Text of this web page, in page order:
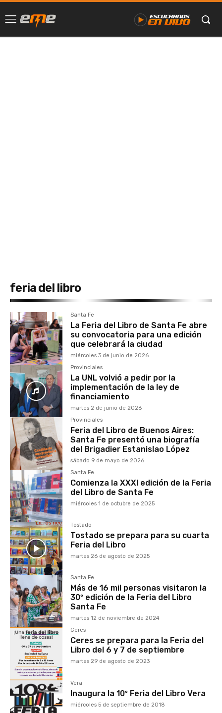
feria del libro
Santa Fe
La Feria del Libro de Santa Fe abre
su convocatoria para una edición
que celebrará la ciudad
miércoles 3 de junio de 2026
Provinciales
La UNL volvió a pedir por la
implementación de la ley de
financiamiento
martes 2 de junio de 2026
Provinciales
Feria del Libro de Buenos Aires:
Santa Fe presentó una biografía
del Brigadier Estanislao López
sábado 9 de mayo de 2026
Santa Fe
Comienza la XXXI edición de la Feria
del Libro de Santa Fe
miércoles 1 de octubre de 2025
Tostado
Tostado se prepara para su cuarta
Feria del Libro
martes 26 de agosto de 2025
Santa Fe
Más de 16 mil personas visitaron la
30º edición de la Feria del Libro
Santa Fe
martes 12 de noviembre de 2024
Ceres
Ceres se prepara para la Feria del
Libro del 6 y 7 de septiembre
martes 29 de agosto de 2023
Vera
Inaugura la 10º Feria del Libro Vera
miércoles 5 de septiembre de 2018